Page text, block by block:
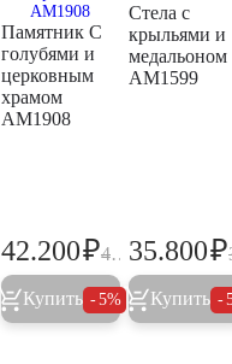
Памятник С
голубями и
церковным
храмом
AM1908
44.400
42.200₽
Купить 5%
Стела с
крыльями и
медальоном
AM1599
35.800₽
Купить